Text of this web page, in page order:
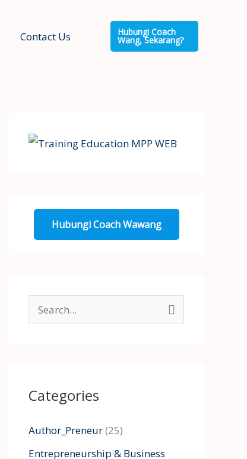
Contact Us Hubungi Coach
Wang, Sekarang?
Hubungi Coach Wawang
c
f
o
Categories
Author_Preneur(25)
Entrepreneurship & Business